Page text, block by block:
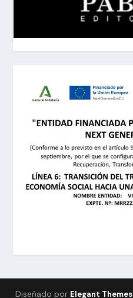
Diseñado por Elegant Themes